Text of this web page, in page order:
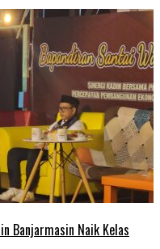
Banjarmasin Naik Kelas